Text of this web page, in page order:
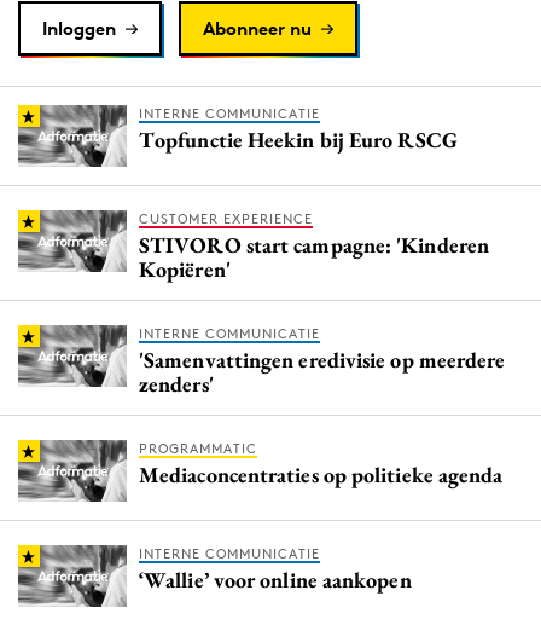
Reputatie & crisis
Inloggen Abonneer nu
INTERNE COMMUNICATIE
Topfunctie Heekin bij Euro RSCG
CUSTOMER EXPERIENCE
STIVORO start campagne: 'Kinderen
Kopiëren'
INTERNE COMMUNICATIE
'Samenvattingen eredivisie op meerdere
zenders'
PROGRAMMATIC
Mediaconcentraties op politieke agenda
INTERNE COMMUNICATIE
‘Wallie’ voor online aankopen